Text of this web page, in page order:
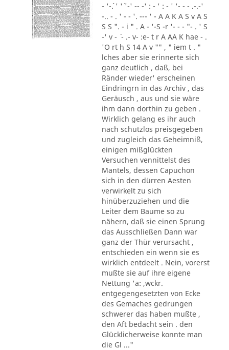
- '-´. ' '´ '-' -- -' : - ' : - ' '- - - .-.-'
-.. - . ' - - '. --- ' - A A K A S v A S
S S ". - i " . A - '-S -r '- - - "- . ' S
-' v - ´ - .- v- :e- t r A AA K hae - .
'O rt h S 14 A v "" , " iem t . "
lches aber sie erinnerte sich
ganz deutlich , daß, bei
Ränder wieder' erscheinen
Eindringrn in das Archiv , das
Geräusch , aus und sie wäre
ihm dann dorthin zu geben .
Wirklich gelang es ihr auch
nach schutzlos preisgegeben
und zugleich das Geheimniß,
einigen mißglückten
Versuchen vennittelst des
Mantels, dessen Capuchon
sich in den dürren Aesten
verwirkelt zu sich
hinüberzuziehen und die
Leiter dem Baume so zu
nähern, daß sie einen Sprung
das Ausschließen Dann war
ganz der Thür verursacht ,
entschieden ein wenn sie es
wirklich entdeelt . Nein, vorerst
mußte sie auf ihre eigene
Nettung 'a: ,wckr.
entgegengesetzten von Ecke
des Gemaches gedrungen
schwerer das haben mußte ,
den Aft bedacht sein . den
Glücklicherweise konnte man
die Gl ..."